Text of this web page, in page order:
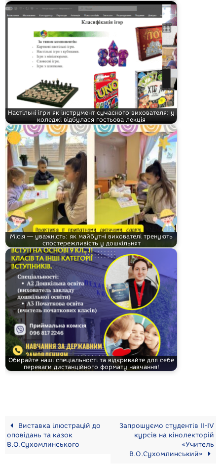
Настільні ігри як інструмент сучасного вихователя: у
коледжі відбулася гостьова лекція
Місія — уважність: як майбутні вихователі тренують
спостережливість у дошкільнят
Обирайте наші спеціальності та відкривайте для себе
переваги дистанційного формату навчання!
Виставка ілюстрацій до
оповідань та казок
В.О.Сухомлинського
Запрошуємо студентів II-IV
курсів на кінолекторій
«Учитель
В.О.Сухомлинський»